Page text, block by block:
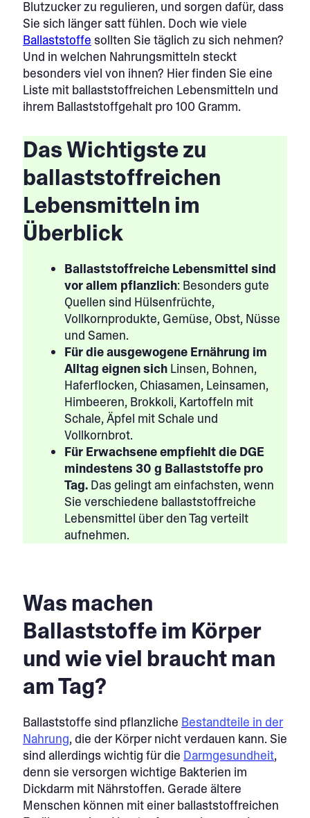
Blutzucker zu regulieren, und sorgen dafür, dass
Sie sich länger satt fühlen. Doch wie viele
Ballaststoffe sollten Sie täglich zu sich nehmen?
Und in welchen Nahrungsmitteln steckt
besonders viel von ihnen? Hier finden Sie eine
Liste mit ballaststoffreichen Lebensmitteln und
ihrem Ballaststoffgehalt pro 100 Gramm.
Das Wichtigste zu
ballaststoffreichen
Lebensmitteln im
Überblick
Ballaststoffreiche Lebensmittel sind
vor allem pflanzlich: Besonders gute
Quellen sind Hülsenfrüchte,
Vollkornprodukte, Gemüse, Obst, Nüsse
und Samen.
Für die ausgewogene Ernährung im
Alltag eignen sich Linsen, Bohnen,
Haferflocken, Chiasamen, Leinsamen,
Himbeeren, Brokkoli, Kartoffeln mit
Schale, Äpfel mit Schale und
Vollkornbrot.
Für Erwachsene empfiehlt die DGE
mindestens 30 g Ballaststoffe pro
Tag. Das gelingt am einfachsten, wenn
Sie verschiedene ballaststoffreiche
Lebensmittel über den Tag verteilt
aufnehmen.
Was machen
Ballaststoffe im Körper
und wie viel braucht man
am Tag?
Ballaststoffe sind pflanzliche Bestandteile in der
Nahrung, die der Körper nicht verdauen kann. Sie
sind allerdings wichtig für die Darmgesundheit,
denn sie versorgen wichtige Bakterien im
Dickdarm mit Nährstoffen. Gerade ältere
Menschen können mit einer ballaststoffreichen